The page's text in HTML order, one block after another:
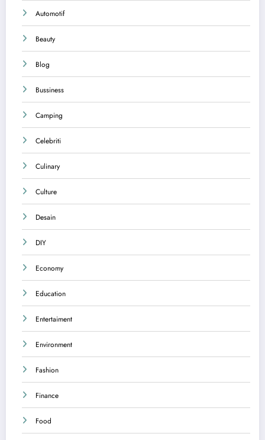
Automotif
Beauty
Blog
Bussiness
Camping
Celebriti
Culinary
Culture
Desain
DIY
Economy
Education
Entertaiment
Environment
Fashion
Finance
Food